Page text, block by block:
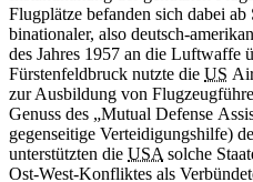
Flugplätze befanden sich dabei
binationaler, also deutsch-
des Jahres 1957 an die Luftwaffe
Fürstenfeldbruck nutzte die US
zur Ausbildung von
Genuss des „Mutual Defense
gegenseitige Verteidigungshilfe)
unterstützten die USA solche
Ost-West-Konfliktes als